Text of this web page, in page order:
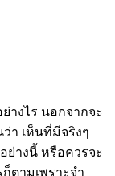
างไร นอกจากจะ
ว่า เห็นที่มีจริงๆ
ย่างนี้ หรือควรจะ
ตามเพราะจำ